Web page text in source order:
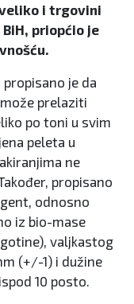
i trgovini
priopćio je
je da
prelaziti
po toni u svim
peleta u
ne
propisano
odnosno
iz bio-mase
valjkastog
(+/-1) i dužine
10 posto.